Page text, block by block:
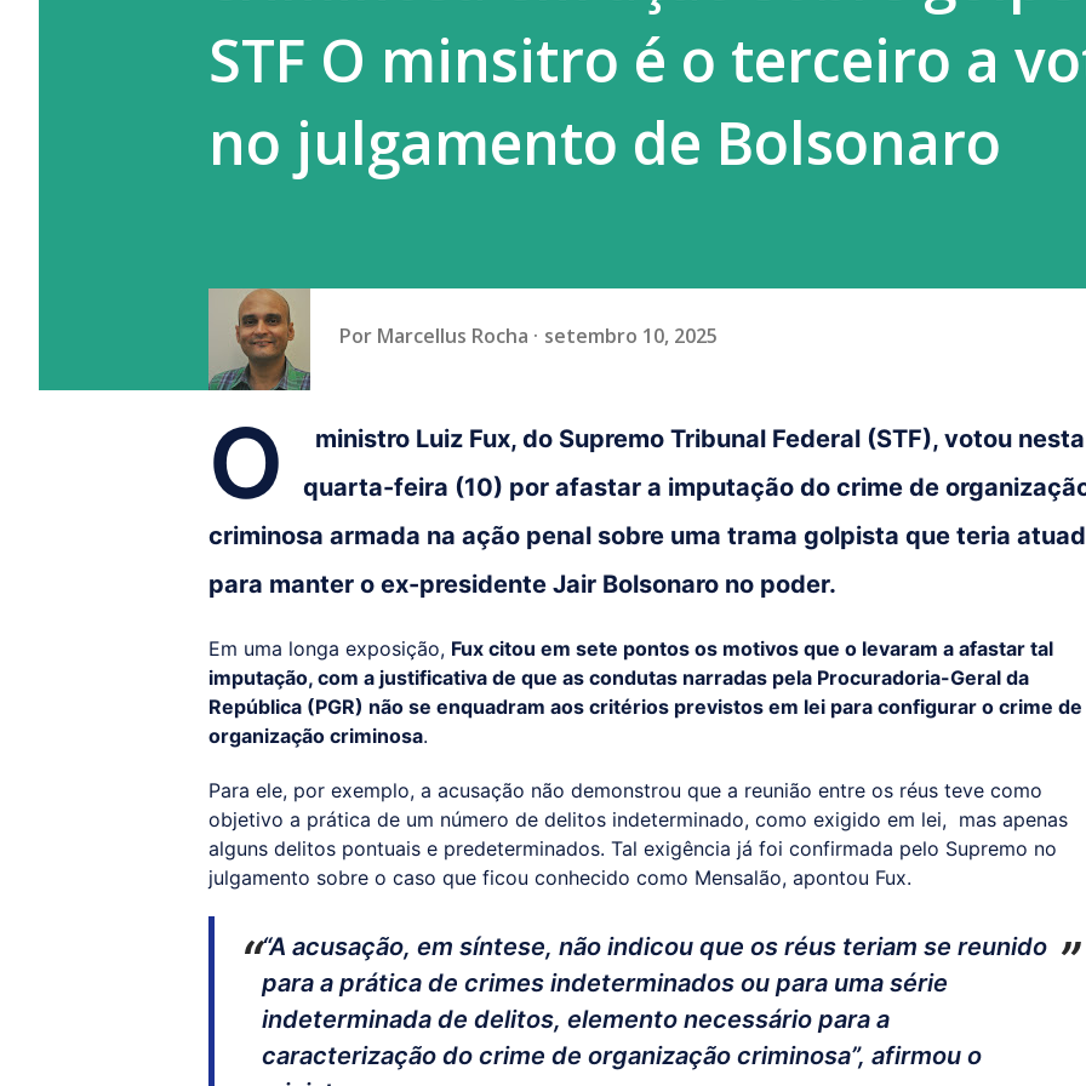
STF O minsitro é o terceiro a
no julgamento de Bolsonaro
Por Marcellus Rocha setembro 10, 2025
O
ministro Luiz Fux, do Supremo Tribunal Federal (STF), votou nesta
quarta-feira (10) por afastar a imputação do crime de
criminosa armada na ação penal sobre uma trama golpista que teria
para manter o ex-presidente Jair Bolsonaro no poder.
Em uma longa exposição, Fux citou em sete pontos os motivos que o levaram a afastar tal
imputação, com a justificativa de que as condutas narradas pela Procuradoria-Geral da
República (PGR) não se enquadram aos critérios previstos em lei para configurar o crime de
organização criminosa.
Para ele, por exemplo, a acusação não demonstrou que a reunião entre os réus teve como
objetivo a prática de um número de delitos indeterminado, como exigido em lei, mas apenas
alguns delitos pontuais e predeterminados. Tal exigência já foi confirmada pelo Supremo no
julgamento sobre o caso que ficou conhecido como Mensalão, apontou Fux.
“A acusação, em síntese, não indicou que os réus teriam se reunido
para a prática de crimes indeterminados ou para uma série
indeterminada de delitos, elemento necessário para a
caracterização do crime de organização criminosa”, afirmou o